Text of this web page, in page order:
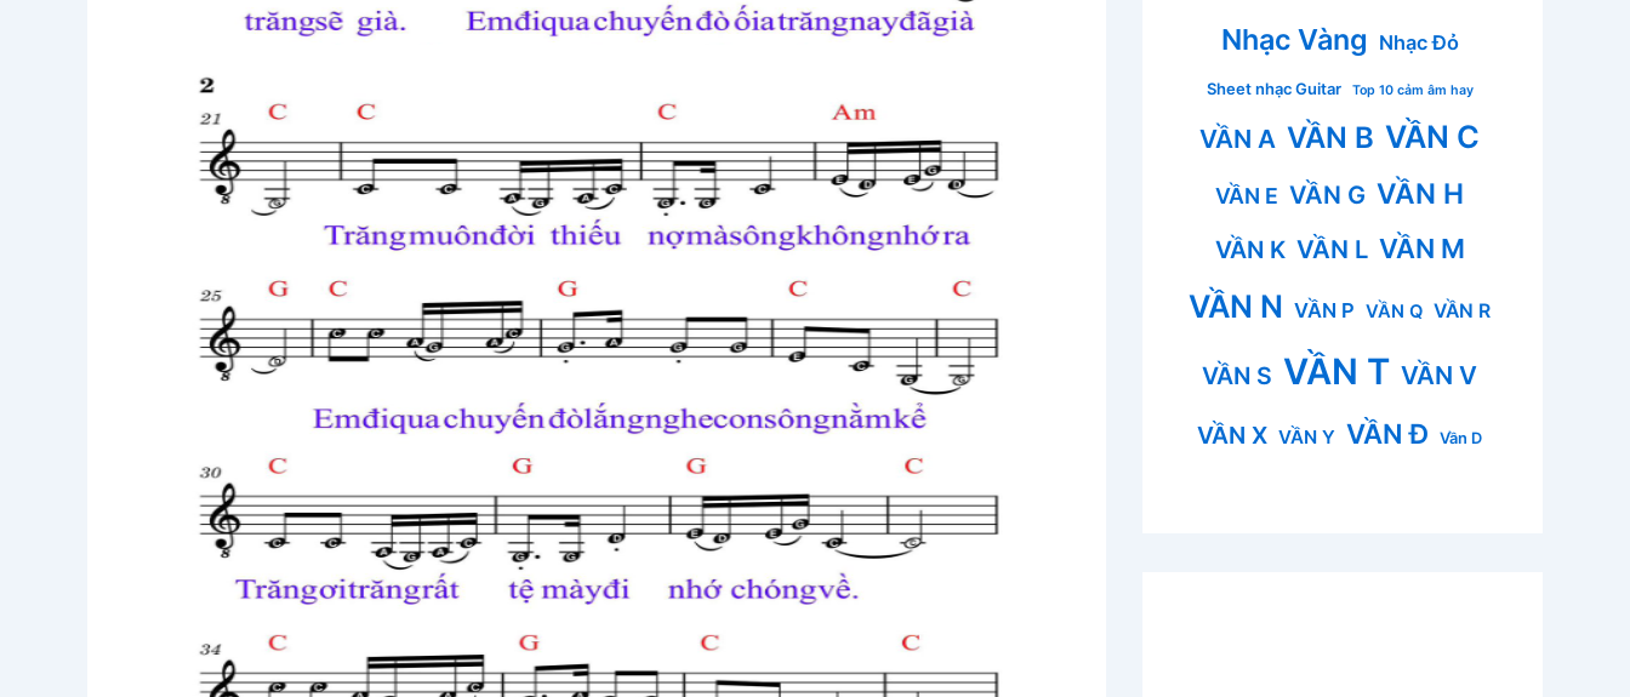
Nhạc Vàng Nhạc Đỏ
Sheet nhạc Guitar Top 10 cảm âm hay
VẦN A VẦN B VẦN C
VẦN E VẦN G VẦN H
VẦN K VẦN L VẦN M
VẦN N VẦN P VẦN Q VẦN R
VẦN S VẦN T VẦN V
VẦN X VẦN Y VẦN Đ Vần D